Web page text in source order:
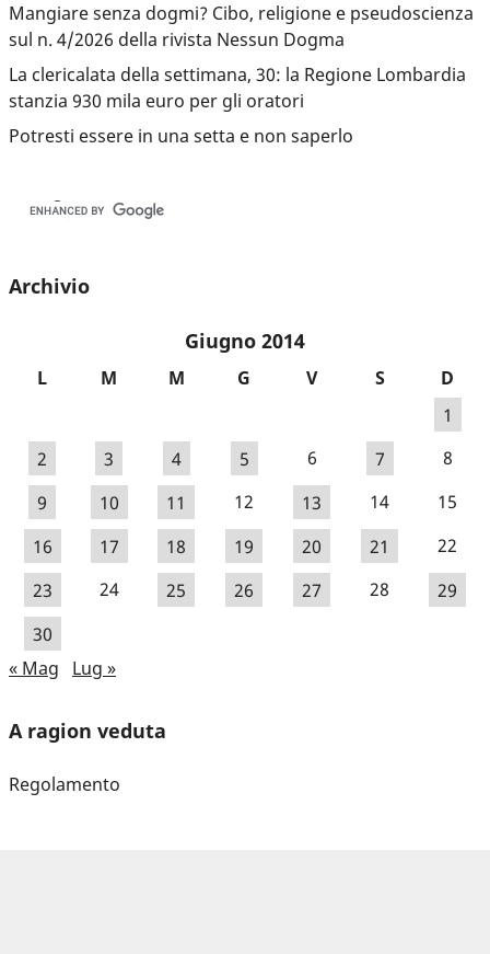
Mangiare senza dogmi? Cibo, religione e pseudoscienza
sul n. 4/2026 della rivista Nessun Dogma
La clericalata della settimana, 30: la Regione Lombardia
stanzia 930 mila euro per gli oratori
Potresti essere in una setta e non saperlo
Archivio
Giugno 2014
L M M G V S
D
1
2
3 4 5 6 7
8
9
10 11 12 13 14
15
16
17 18 19 20 21
22
23
24 25 26 27 28
29
30
« Mag
Lug »
A ragion veduta
Regolamento